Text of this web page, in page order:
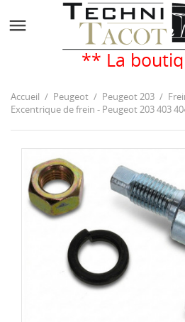

** La
Accueil Peugeot Peugeot 203
Excentrique de frein - Peugeot 203 403